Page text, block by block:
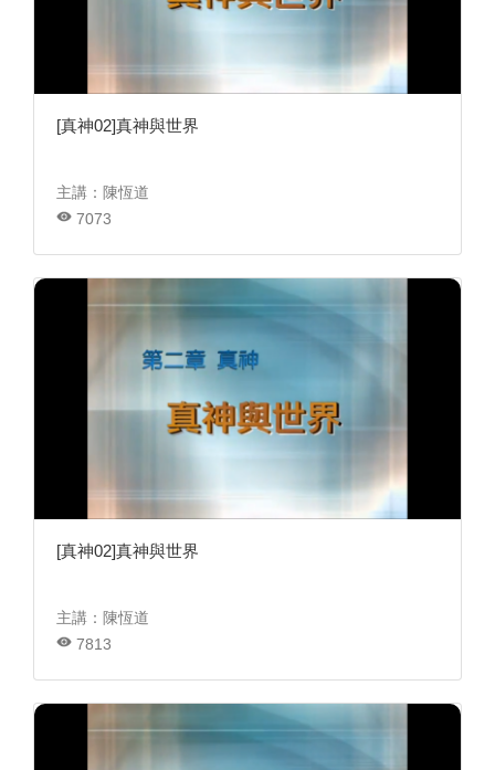
[真神02]真神與世界
主講：陳恆道
7073
[真神02]真神與世界
主講：陳恆道
7813